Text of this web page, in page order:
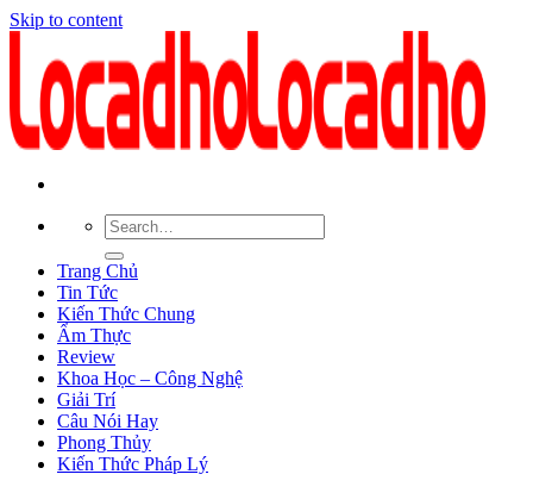
Skip to content
Trang Chủ
Tin Tức
Kiến Thức Chung
Ẩm Thực
Review
Khoa Học – Công Nghệ
Giải Trí
Câu Nói Hay
Phong Thủy
Kiến Thức Pháp Lý